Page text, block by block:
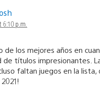
p.m.
de los mejores años en
de títulos impresionantes.
faltan juegos en la lista,